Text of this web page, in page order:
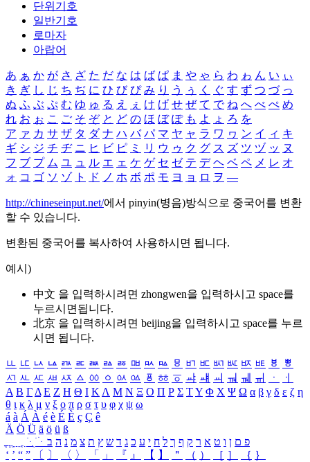
단위기호
일반기호
로마자
아랍어
あ ぁ か が さ ざ た だ な は ば ぱ ま や ゃ ら わ ゎ ん い ぃ
き ぎ し じ ち ぢ に ひ び ぴ み り う ぅ く ぐ す ず つ づ っ
ぬ ふ ぶ ぷ む ゆ ゅ る え ぇ け げ せ ぜ て で ね へ べ ぺ め
れ お ぉ こ ご そ ぞ と ど の ほ ぼ ぽ も よ ょ ろ を
ア ァ カ サ ザ タ ダ ナ ハ バ パ マ ヤ ャ ラ ワ ヮ ン イ ィ キ
ギ シ ジ チ ヂ ニ ヒ ビ ピ ミ リ ウ ゥ ク グ ス ズ ツ ヅ ッ ヌ
フ ブ プ ム ユ ュ ル エ ェ ケ ゲ セ ゼ テ デ ヘ ベ ペ メ レ オ
ォ コ ゴ ソ ゾ ト ド ノ ホ ボ ポ モ ヨ ョ ロ ヲ ―
http://chineseinput.net/에서 pinyin(병음)방식으로 중국어를 변환
할 수 있습니다.
변환된 중국어를 복사하여 사용하시면 됩니다.
예시)
中文 을 입력하시려면 zhongwen을 입력하시고 space를
누르시면됩니다.
北京 을 입력하시려면 beijing을 입력하시고 space를 누르
시면 됩니다.
ㅥ ㅦ ㅧ ㅨ ㅩ ㅪ ㅫ ㅬ ㅭ ㅮ ㅯ ㅰ ㅱ ㅲ ㅳ ㅴ ㅵ ㅶ ㅷ ㅸ
ㅹ
ㅺ ㅻ ㅼ ㅽ ㅾ ㅿ ㆀ ㆁ ㆂ ㆃ ㆄ ㆅ ㆆ ㆇ ㆈ ㆉ ㆊ ㆋ ㆌ ㆍ
ㆎ
Α Β ΓΔ Ε Ζ Η Θ Ι ΚΛ Μ Ν Ξ Ο Π Ρ Σ ΤΥ Φ Χ Ψ Ω α β γ δ ε ζ η
θ ι κ λ μ ν ξ ο π ρ σ τ υ φ χ ψ ω
á à Á À é è É È ç Ç ê
Ä Ö Ü ä ö ü ß
ִֶֹ ֻּ ׁׂ פ ם ן ו ט א ר ק ף ך ל ח י ע כ ג ד ש ץ ת צ מ נ ה ב
‘ ’ “ ” 〔 〕 〈 〉 「 」 『 』 【 】 ＂ （ ） ［ ］ ｛ ｝